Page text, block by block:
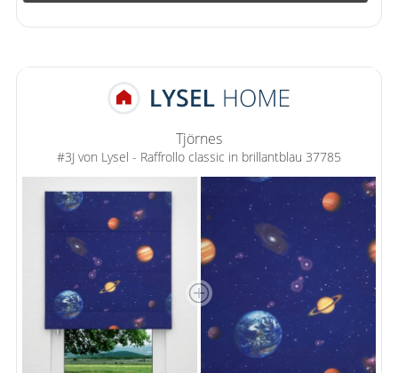
Tjörnes
#3J von Lysel - Raffrollo classic in brillantblau 37785